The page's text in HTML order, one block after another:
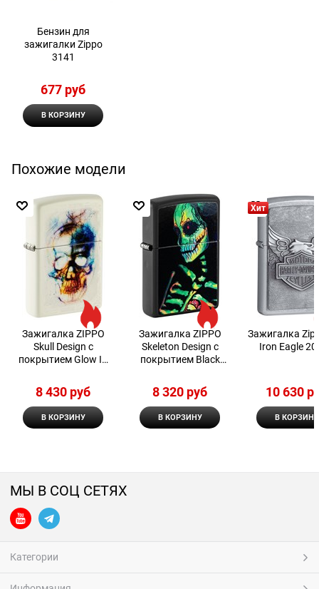
Бензин для
зажигалки Zippo
3141
677 руб
В КОРЗИНУ
Похожие модели
Зажигалка ZIPPO
Skull Design с
покрытием Glow In
8 430 руб
В КОРЗИНУ
Зажигалка ZIPPO
Skeleton Design с
покрытием Black
8 320 руб
В КОРЗИНУ
Хит
Зажигалка
Iron Eagle
10 630
В КОРЗИНУ
МЫ В СОЦ СЕТЯХ
Категории